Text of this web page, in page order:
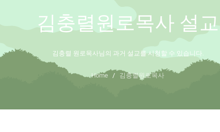
김충렬원로목사 설교
김충렬 원로목사님의 과거 설교를 시청할 수 있습니다.
Home / 김충렬원로목사